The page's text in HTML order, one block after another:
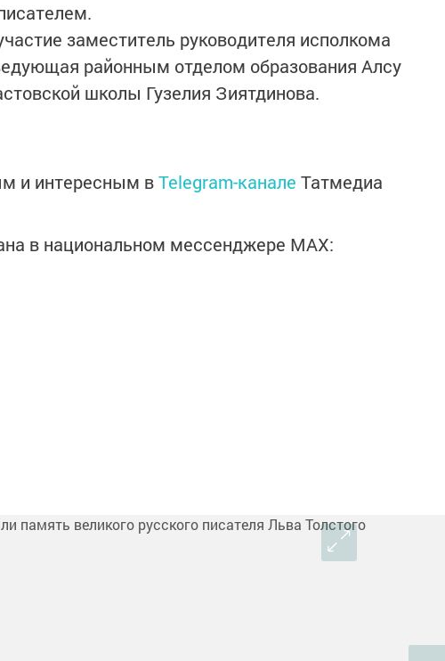
заместитель руководителя исполкома
районным отделом образования Алсу
школы Гузелия Зиятдинова.
и интересным вTelegram-канале Татмедиа
в национальном мессенджере MАХ: